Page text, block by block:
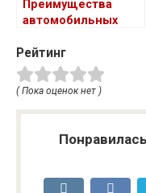
Преимущества
автомобильных
Рейтинг
( Пока оценок нет )